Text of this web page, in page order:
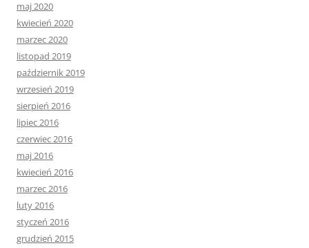
maj 2020
kwiecień 2020
marzec 2020
listopad 2019
październik 2019
wrzesień 2019
sierpień 2016
lipiec 2016
czerwiec 2016
maj 2016
kwiecień 2016
marzec 2016
luty 2016
styczeń 2016
grudzień 2015